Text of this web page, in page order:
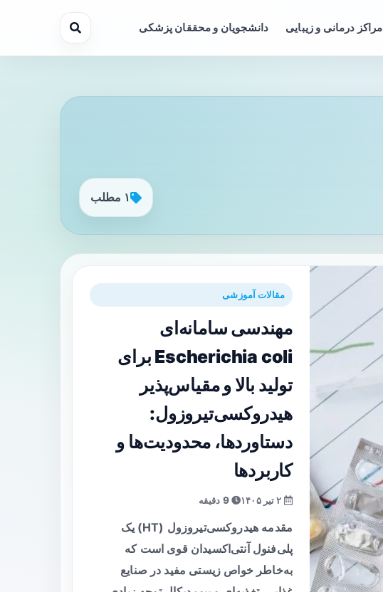
مراکز درمانی و زیبایی دانشجویان و محققان پزشکی
۱ مطلب
مقالات آموزشی
مهندسی سامانه‌ای
Escherichia coli برای
تولید بالا و مقیاس‌پذیر
هیدروکسی‌تیروزول:
دستاوردها، محدودیت‌ها و
کاربردها
9 دقیقه
مقدمه هیدروکسی‌تیروزول (HT) یک
پلی‌فنول آنتی‌اکسیدان قوی است که
به‌خاطر خواص زیستی مفید در صنایع